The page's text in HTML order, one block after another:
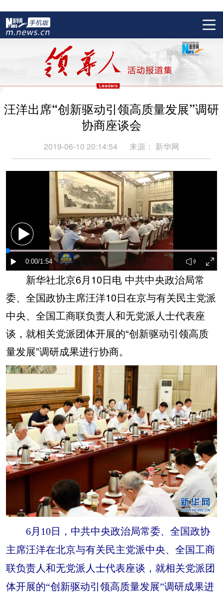
汪洋出席“创新驱动引领高质量发展”调研
协商座谈会
2019-06-10 20:14:54 来源： 新华网
新华社北京6月10日电 中共中央政治局常
委、全国政协主席汪洋10日在京与有关民主党派
中央、全国工商联负责人和无党派人士代表座
谈，就相关党派团体开展的“创新驱动引领高质
量发展”调研成果进行协商。
6月10日，中共中央政治局常委、全国政协
主席汪洋在北京与有关民主党派中央、全国工商
联负责人和无党派人士代表座谈，就相关党派团
体开展的“创新驱动引领高质量发展”调研成果进